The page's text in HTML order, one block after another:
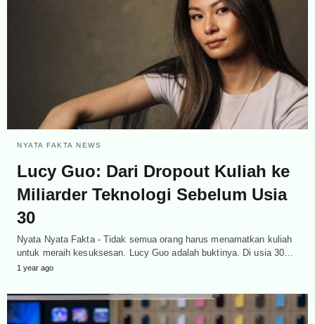
NYATA FAKTA NEWS
Lucy Guo: Dari Dropout Kuliah ke
Miliarder Teknologi Sebelum Usia
30
Nyata Nyata Fakta - Tidak semua orang harus menamatkan kuliah
untuk meraih kesuksesan. Lucy Guo adalah buktinya. Di usia 30…
1 year ago